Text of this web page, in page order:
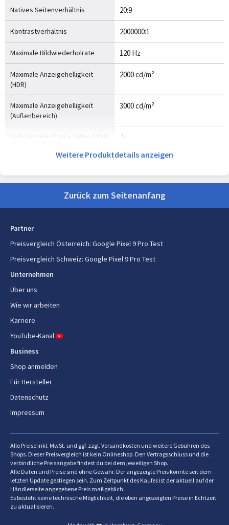
Natives Seitenverhältnis 20:9
Kontrastverhältnis 2000000:1
Maximale Bildwiederholrate 120 Hz
Maximale Anzeigehelligkeit
(HDR)
2000 cd/m²
Maximale Anzeigehelligkeit
(Außenbereich)
3000 cd/m²
High Dynamic Range Video (HDR)
Ja
Speichermedium
Interne Speicherkapazität 128 GB
Netzwerk
SIM-Kartensteckplätze
SIM-Kartentyp
3G-Standards
5G-Standard
Top WLAN-Standard
WLAN-Standards Wi-Fi 7 (802.11be)
Bluetooth Ja
Bluetooth-Version
Weitere Produktdetails anzeigen
Zurück zum Seitenanfang
Partner
Preisvergleich Österreich: Google Pixel 9 Pro Test
Preisvergleich Schweiz: Google Pixel 9 Pro Test
Unternehmen
Über uns
Wie wir arbeiten
Karriere
YouTube-Kanal
Business
Shop anmelden
Für Hersteller
Datenschutz
Impressum
Alle Preise inkl. MwSt. und ggf. zzgl. Versandkosten und weitere Gebühren des
Shops. Dieser Preisvergleich ist kein Onlineshop. Den Vertragsschluss und die
verbindliche Preisangabe findest du bei dem jeweiligen Shop.
Alle Daten und Preise sind ohne Gewähr. Der angezeigte Preis könnte seit dem
letzten Update gestiegen sein. Zum Zeitpunkt des Kaufes ist der aktuell auf der
Händlerseite angegebene Preis maßgeblich.
Es besteht keine technische Möglichkeit, die oben angezeigten Preise in Echtzeit
zu aktualisieren.